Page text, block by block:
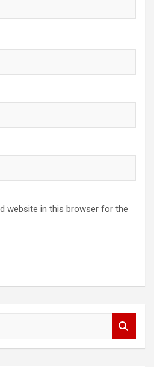
website in this browser for the